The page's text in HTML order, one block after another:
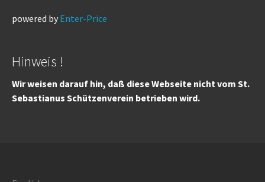
powered by Enter-Price
Hinweis !
Wir weisen darauf hin, daß diese Webseite nicht vom St.
Sebastianus Schützenverein betrieben wird.